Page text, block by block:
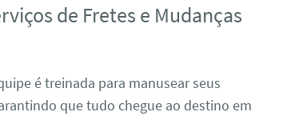
de Fretes e Mudanças
é treinada para manusear seus
que tudo chegue ao destino em